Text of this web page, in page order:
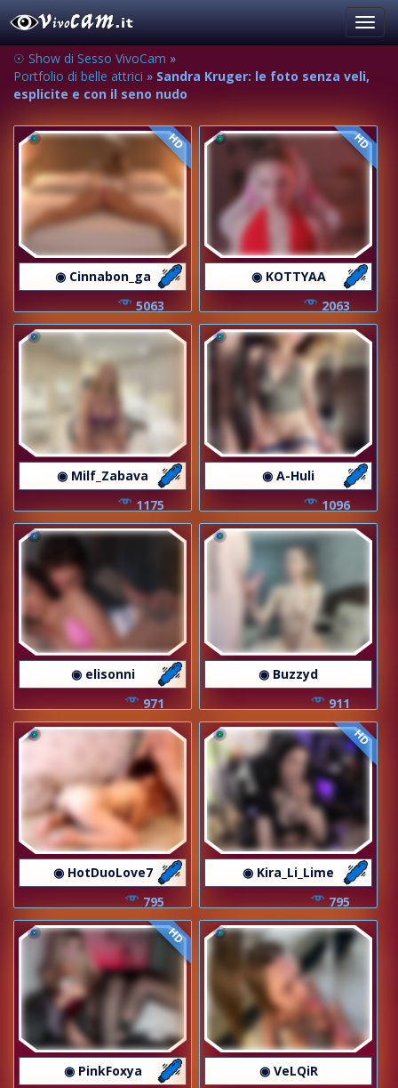
☉ Show di Sesso VivoCam »
Portfolio di belle attrici » Sandra Kruger: le foto senza veli,
esplicite e con il seno nudo
HD
◉ Cinnabon_ga
5063
HD
◉ KOTTYAA
2063
◉ Milf_Zabava
1175
◉ A-Huli
1096
◉ elisonni
971
◉ Buzzyd
911
◉ HotDuoLove7
795
HD
◉ Kira_Li_Lime
795
HD
◉ PinkFoxya
◉ VeLQiR